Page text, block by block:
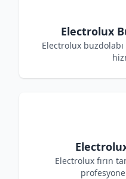
Electrolux
Electrolux
Electrolux fırın